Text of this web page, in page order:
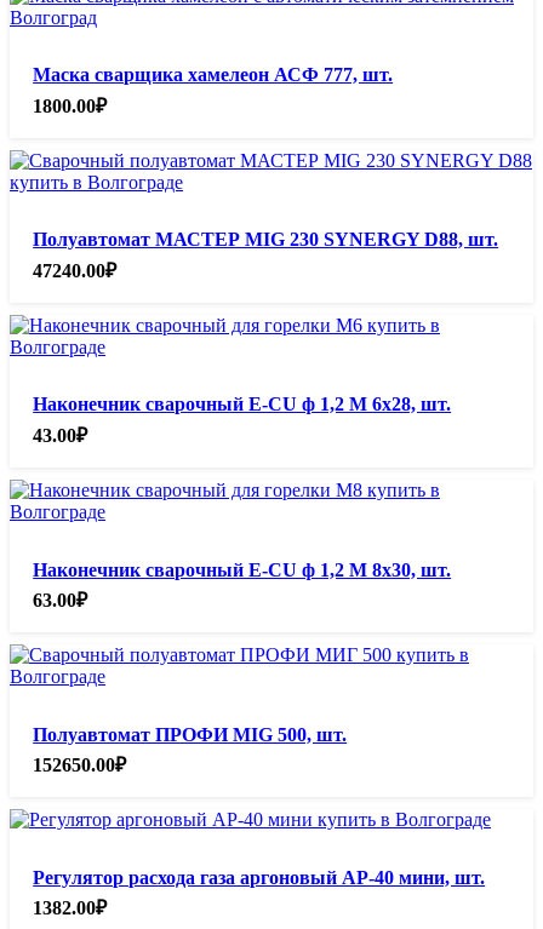
Маска сварщика хамелеон АСФ 777, шт.
1800.00₽
Полуавтомат МАСТЕР MIG 230 SYNERGY D88, шт.
47240.00₽
Наконечник сварочный E-CU ф 1,2 М 6х28, шт.
43.00₽
Наконечник сварочный E-CU ф 1,2 М 8х30, шт.
63.00₽
Полуавтомат ПРОФИ MIG 500, шт.
152650.00₽
Регулятор расхода газа аргоновый АР-40 мини, шт.
1382.00₽